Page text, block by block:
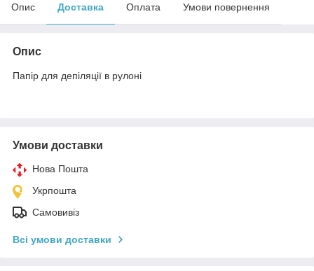
Опис Доставка Оплата Умови повернення
Опис
Папір для депіляції в рулоні
Умови доставки
Нова Пошта
Укрпошта
Самовивіз
Всі умови доставки